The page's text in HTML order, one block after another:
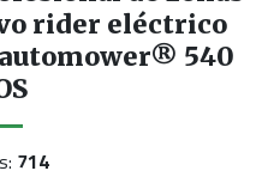
rider eléctrico
540
714